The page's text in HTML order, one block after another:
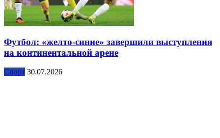
Футбол: «желто-синие» завершили выступления
на континентальной арене
Спорт 30.07.2026